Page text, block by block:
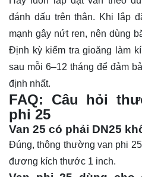
đánh dấu trên thân. Khi lắp
mạnh gây nứt ren, nên dùng
Định kỳ kiểm tra gioăng làm
sau mỗi 6–12 tháng để đảm
định nhất.
FAQ: Câu hỏi
phi 25
Van 25 có phải DN25
Đúng, thông thường van phi
đương kích thước 1 inch.